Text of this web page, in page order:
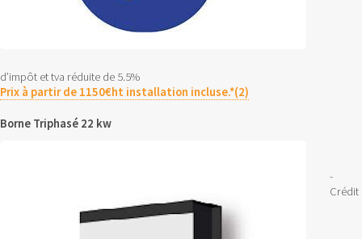
d’impôt et tva réduite de 5.5%
Prix à partir de 1150€ht installation incluse.*(2)
Borne Triphasé 22 kw
-
Crédit